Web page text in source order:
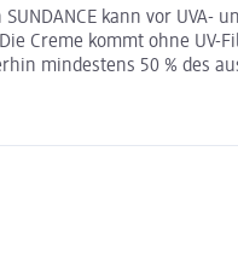
kann vor
Creme kommt ohne
mindestens 50 % des